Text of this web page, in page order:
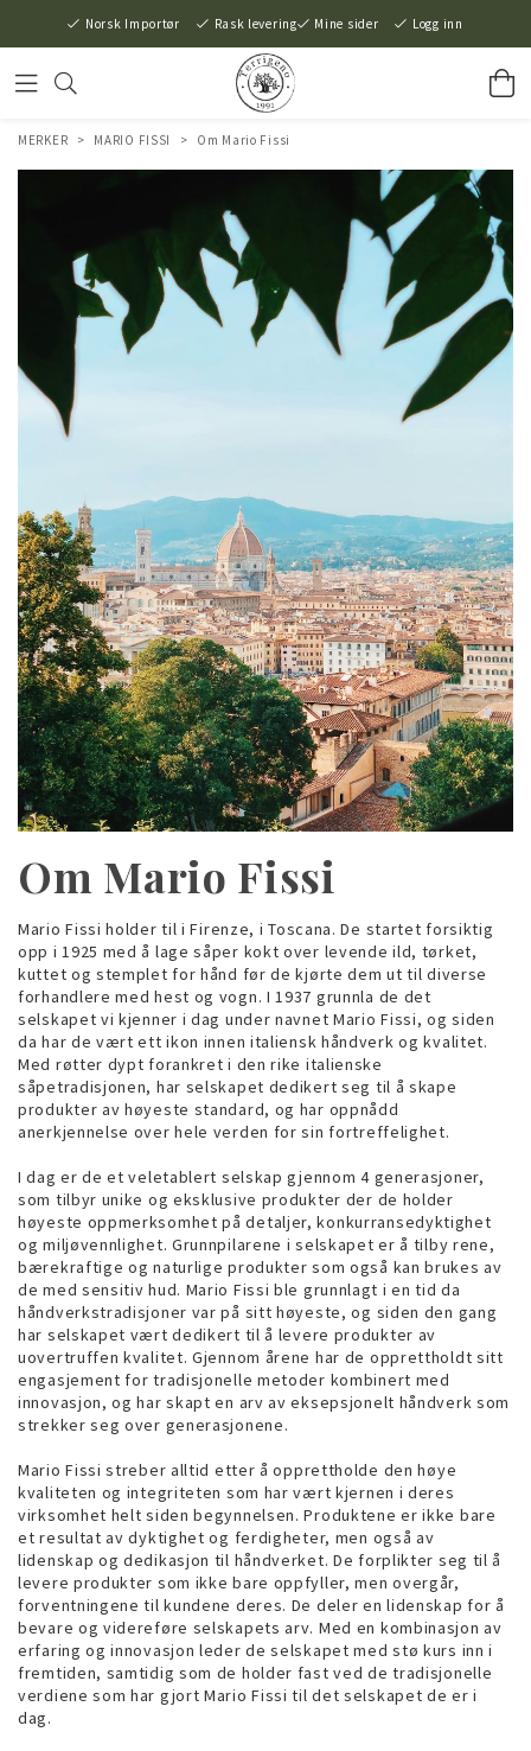
Norsk Importør Rask levering Mine sider Logg inn
MERKER > MARIO FISSI > Om Mario Fissi
Om Mario Fissi
Mario Fissi holder til i Firenze, i Toscana. De startet forsiktig
opp i 1925 med å lage såper kokt over levende ild, tørket,
kuttet og stemplet for hånd før de kjørte dem ut til diverse
forhandlere med hest og vogn. I 1937 grunnla de det
selskapet vi kjenner i dag under navnet Mario Fissi, og siden
da har de vært ett ikon innen italiensk håndverk og kvalitet.
Med røtter dypt forankret i den rike italienske
såpetradisjonen, har selskapet dedikert seg til å skape
produkter av høyeste standard, og har oppnådd
anerkjennelse over hele verden for sin fortreffelighet.
I dag er de et veletablert selskap gjennom 4 generasjoner,
som tilbyr unike og eksklusive produkter der de holder
høyeste oppmerksomhet på detaljer, konkurransedyktighet
og miljøvennlighet. Grunnpilarene i selskapet er å tilby rene,
bærekraftige og naturlige produkter som også kan brukes av
de med sensitiv hud. Mario Fissi ble grunnlagt i en tid da
håndverkstradisjoner var på sitt høyeste, og siden den gang
har selskapet vært dedikert til å levere produkter av
uovertruffen kvalitet. Gjennom årene har de opprettholdt sitt
engasjement for tradisjonelle metoder kombinert med
innovasjon, og har skapt en arv av eksepsjonelt håndverk som
strekker seg over generasjonene.
Mario Fissi streber alltid etter å opprettholde den høye
kvaliteten og integriteten som har vært kjernen i deres
virksomhet helt siden begynnelsen. Produktene er ikke bare
et resultat av dyktighet og ferdigheter, men også av
lidenskap og dedikasjon til håndverket. De forplikter seg til å
levere produkter som ikke bare oppfyller, men overgår,
forventningene til kundene deres. De deler en lidenskap for å
bevare og videreføre selskapets arv. Med en kombinasjon av
erfaring og innovasjon leder de selskapet med stø kurs inn i
fremtiden, samtidig som de holder fast ved de tradisjonelle
verdiene som har gjort Mario Fissi til det selskapet de er i
dag.